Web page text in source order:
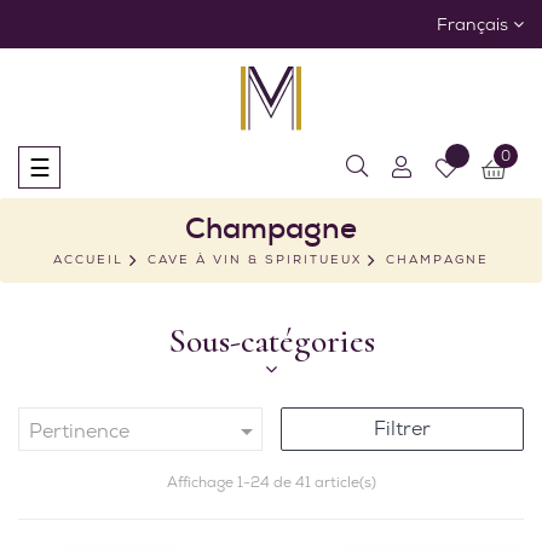
Français
Basculer
la
☰ 0
Champagne
ACCUEIL CAVE À VIN & SPIRITUEUX CHAMPAGNE
Sous-catégories
Pertinence  Filtrer
Affichage 1-24 de 41 article(s)